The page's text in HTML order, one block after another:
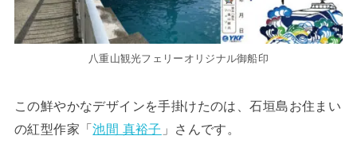
八重山観光フェリーオリジナル御船印
この鮮やかなデザインを手掛けたのは、石垣島お住まい
の紅型作家「池間 真裕子 」さんです。